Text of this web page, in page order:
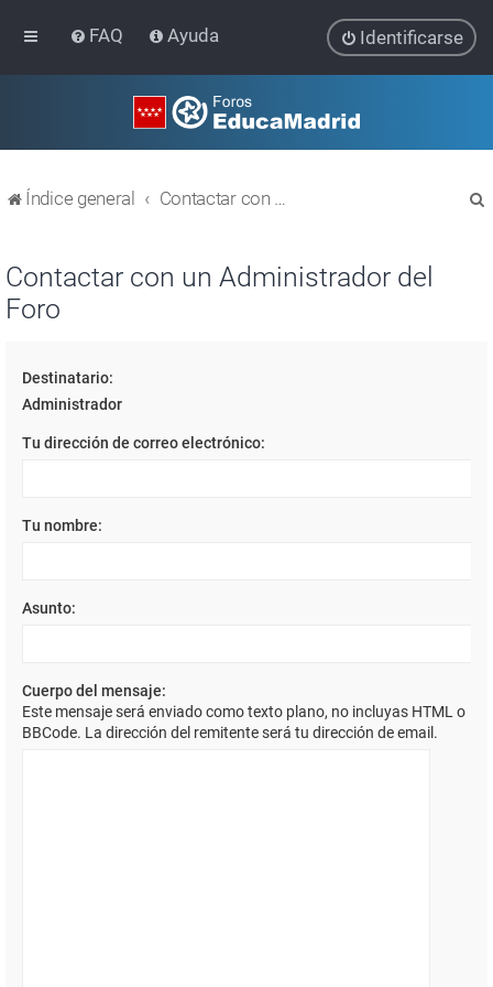
FAQ Ayuda Identificarse
Índice general Contactar con un Administrador del Foro
Contactar con un Administrador del
Foro
Destinatario:
Administrador
Tu dirección de correo electrónico:
Tu nombre:
Asunto:
Cuerpo del mensaje:
Este mensaje será enviado como texto plano, no incluyas HTML o
BBCode. La dirección del remitente será tu dirección de email.